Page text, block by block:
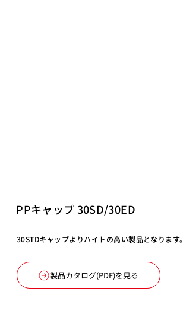
PPキャップ 30SD/30ED
製品カタログ(PDF)を見る
30STDキャップよりハイトの高い製品となります。